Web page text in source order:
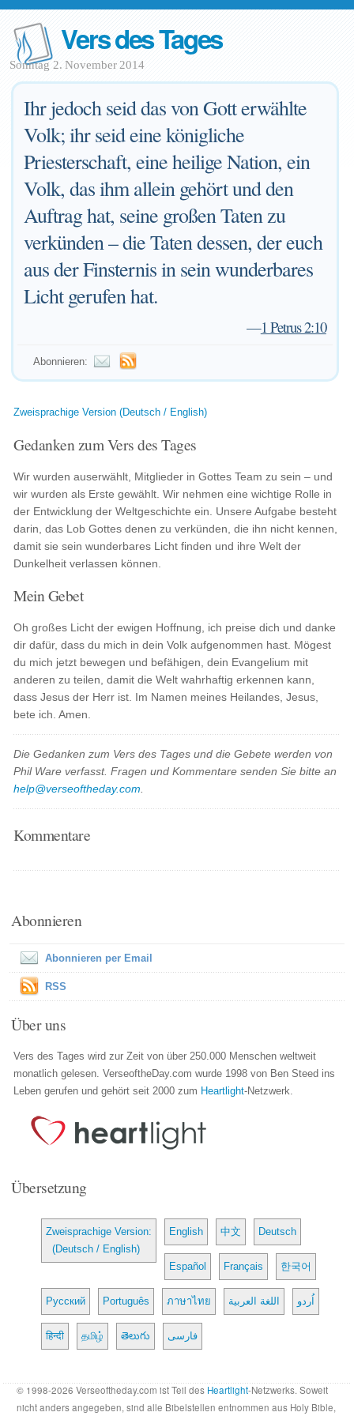
Vers des Tages
Sonntag 2. November 2014
Ihr jedoch seid das von Gott erwählte
Volk; ihr seid eine königliche
Priesterschaft, eine heilige Nation, ein
Volk, das ihm allein gehört und den
Auftrag hat, seine großen Taten zu
verkünden – die Taten dessen, der euch
aus der Finsternis in sein wunderbares
Licht gerufen hat.
—1 Petrus 2:10
Abonnieren:
Zweisprachige Version (Deutsch / English)
Gedanken zum Vers des Tages
Wir wurden auserwählt, Mitglieder in Gottes Team zu sein – und
wir wurden als Erste gewählt. Wir nehmen eine wichtige Rolle in
der Entwicklung der Weltgeschichte ein. Unsere Aufgabe besteht
darin, das Lob Gottes denen zu verkünden, die ihn nicht kennen,
damit sie sein wunderbares Licht finden und ihre Welt der
Dunkelheit verlassen können.
Mein Gebet
Oh großes Licht der ewigen Hoffnung, ich preise dich und danke
dir dafür, dass du mich in dein Volk aufgenommen hast. Mögest
du mich jetzt bewegen und befähigen, dein Evangelium mit
anderen zu teilen, damit die Welt wahrhaftig erkennen kann,
dass Jesus der Herr ist. Im Namen meines Heilandes, Jesus,
bete ich. Amen.
Die Gedanken zum Vers des Tages und die Gebete werden von
Phil Ware verfasst. Fragen und Kommentare senden Sie bitte an
help@verseoftheday.com
Kommentare
Abonnieren
Abonnieren per Email
RSS
Über uns
Vers des Tages wird zur Zeit von über 250.000 Menschen weltweit
monatlich gelesen. VerseoftheDay.com wurde 1998 von Ben Steed ins
Leben gerufen und gehört seit 2000 zum Heartlight-Netzwerk.
Übersetzung
Zweisprachige Version:
(Deutsch / English)
English 中文 Deutsch
Español Français 한국어
Русский Português ภาษาไทย اللغة العربية اُردو
हिन्दी தமிழ் తెలుగు فارسی
© 1998-2026 Verseoftheday.com ist Teil des Heartlight-Netzwerks. Soweit
nicht anders angegeben, sind alle Bibelstellen entnommen aus Holy Bible,